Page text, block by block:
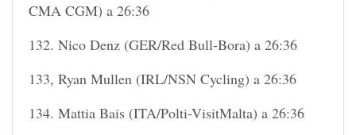
CMA CGM) a 26:36
132. Nico Denz (GER/Red Bull-Bora) a 26:36
133, Ryan Mullen (IRL/NSN Cycling) a 26:36
134. Mattia Bais (ITA/Polti-VisitMalta) a 26:36